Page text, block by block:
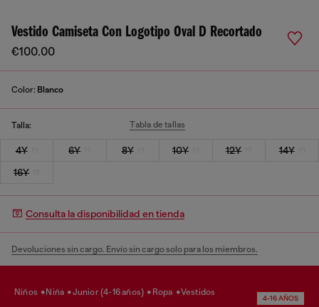
Vestido Camiseta Con Logotipo Oval D Recortado
€100.00
Color: Blanco
Talla: Tabla de tallas
4Y 6Y 8Y 10Y 12Y
14Y
16Y
Consulta la disponibilidad en tienda
Devoluciones sin cargo. Envío sin cargo solo para los miembros.
niños niña junior (4-16 años) ropa vestidos
4-16 AÑOS